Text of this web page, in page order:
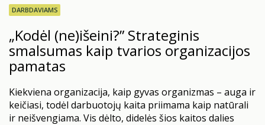
DARBDAVIAMS
„Kodėl (ne)išeini?” Strateginis
smalsumas kaip tvarios organizacijos
pamatas
Kiekviena organizacija, kaip gyvas organizmas – auga ir
keičiasi, todėl darbuotojų kaita priimama kaip natūrali
ir neišvengiama. Vis dėlto, didelės šios kaitos dalies